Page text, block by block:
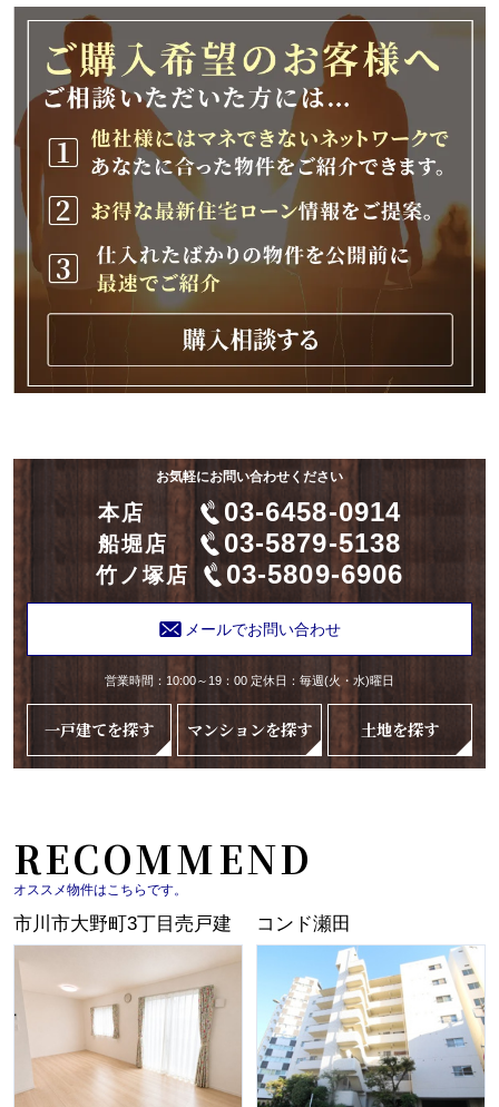
2026年1月9日(金)以降、順次対応させて頂きま
す。
ご不便をおかけいたしますが、何卒ご理解の程
よろしくお願いいたします。
お気軽にお問い合わせください
本店 03-6458-0914
船堀店 03-5879-5138
竹ノ塚店 03-5809-6906
メールでお問い合わせ
営業時間：10:00～19：00 定休日：毎週(火・水)曜日
一戸建てを探す マンションを探す 土地を探す
RECOMMEND
オススメ物件はこちらです。
市川市大野町3丁目売戸建 コンド瀬田